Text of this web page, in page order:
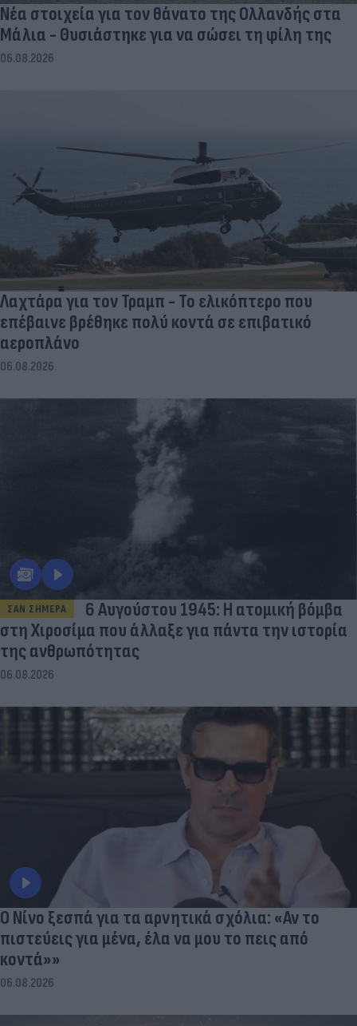
Νέα στοιχεία για τον θάνατο της Ολλανδής στα
Μάλια - Θυσιάστηκε για να σώσει τη φίλη της
06.08.2026
Λαχτάρα για τον Τραμπ - Το ελικόπτερο που
επέβαινε βρέθηκε πολύ κοντά σε επιβατικό
αεροπλάνο
06.08.2026
ΣΑΝ ΣΗΜΕΡΑ
6 Αυγούστου 1945: Η ατομική βόμβα
στη Χιροσίμα που άλλαξε για πάντα την ιστορία
της ανθρωπότητας
06.08.2026
Ο Νίνο ξεσπά για τα αρνητικά σχόλια: «Αν το
πιστεύεις για μένα, έλα να μου το πεις από
κοντά»»
06.08.2026